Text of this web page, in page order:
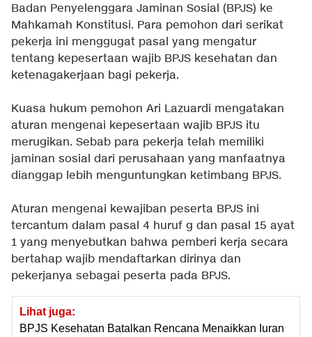
Badan Penyelenggara Jaminan Sosial (BPJS) ke
Mahkamah Konstitusi. Para pemohon dari serikat
pekerja ini menggugat pasal yang mengatur
tentang kepesertaan wajib BPJS kesehatan dan
ketenagakerjaan bagi pekerja.
Kuasa hukum pemohon Ari Lazuardi mengatakan
aturan mengenai kepesertaan wajib BPJS itu
merugikan. Sebab para pekerja telah memiliki
jaminan sosial dari perusahaan yang manfaatnya
dianggap lebih menguntungkan ketimbang BPJS.
Aturan mengenai kewajiban peserta BPJS ini
tercantum dalam pasal 4 huruf g dan pasal 15 ayat
1 yang menyebutkan bahwa pemberi kerja secara
bertahap wajib mendaftarkan dirinya dan
pekerjanya sebagai peserta pada BPJS.
Lihat juga:
BPJS Kesehatan Batalkan Rencana Menaikkan Iuran